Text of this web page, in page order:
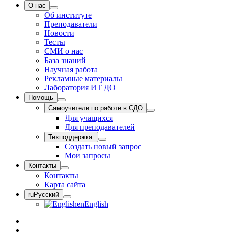
О нас
Об институте
Преподаватели
Новости
Тесты
СМИ о нас
База знаний
Научная работа
Рекламные материалы
Лаборатория ИТ ДО
Помощь
Самоучители по работе в СДО
Для учащихся
Для преподавателей
Техподдержка:
Создать новый запрос
Мои запросы
Контакты
Контакты
Карта сайта
ruРусский
enEnglish